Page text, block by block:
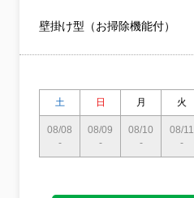
壁掛け型（お掃除機能付）
土 日 月 火
08/08
-
08/09
-
08/10
-
08/11
-